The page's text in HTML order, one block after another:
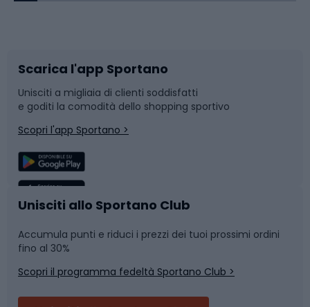
Bushcraft
Corsa
Sport di squadra
Caschi da ciclismo
Skitouring
Slitte e slittini
Snowboard
Camminata nordica
Nuoto
Pattinaggio
Scarica l'app Sportano
Unisciti a migliaia di clienti soddisfatti
e goditi la comodità dello shopping sportivo
Scopri l'app Sportano >
Unisciti allo Sportano Club
Accumula punti e riduci i prezzi dei tuoi prossimi ordini
fino al 30%
Scopri il programma fedeltà Sportano Club >